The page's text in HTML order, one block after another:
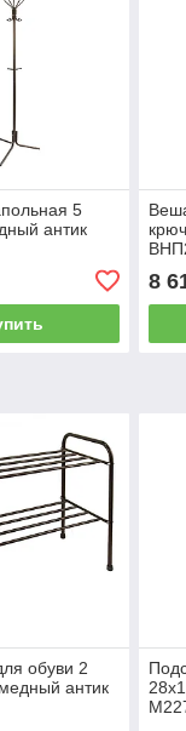
5
антик
8
обуви 2
антик